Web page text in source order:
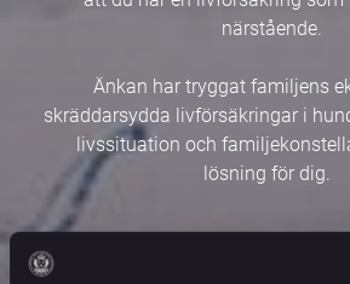
närstående.
Änkan har tryggat familjens
skräddarsydda livförsäkringar i
livssituation och
lösning för dig.